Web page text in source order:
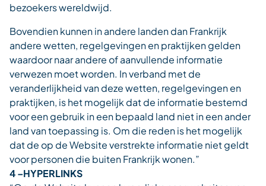
bezoekers wereldwijd.
Bovendien kunnen in andere landen dan Frankrijk
andere wetten, regelgevingen en praktijken gelden
waardoor naar andere of aanvullende informatie
verwezen moet worden. In verband met de
veranderlijkheid van deze wetten, regelgevingen en
praktijken, is het mogelijk dat de informatie bestemd
voor een gebruik in een bepaald land niet in een ander
land van toepassing is. Om die reden is het mogelijk
dat de op de Website verstrekte informatie niet geldt
voor personen die buiten Frankrijk wonen.”
4 –HYPERLINKS